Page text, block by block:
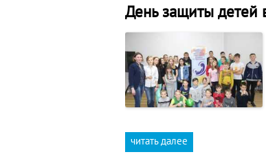
День защиты детей
читать далее